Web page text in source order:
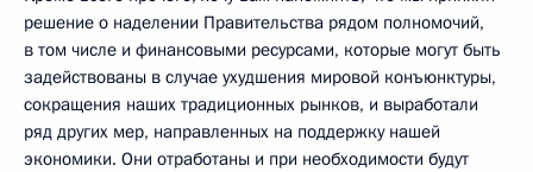
решение о наделении Правительства рядом полномочий,
в том числе и финансовыми ресурсами, которые могут быть
задействованы в случае ухудшения мировой конъюнктуры,
сокращения наших традиционных рынков, и выработали
ряд других мер, направленных на поддержку нашей
экономики. Они отработаны и при необходимости будут